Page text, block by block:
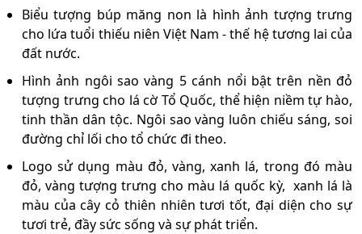
Biểu tượng búp măng non là hình ảnh tượng trưng
cho lứa tuổi thiếu niên Việt Nam - thế hệ tương lai của
đất nước.
Hình ảnh ngôi sao vàng 5 cánh nổi bật trên nền đỏ
tượng trưng cho lá cờ Tổ Quốc, thể hiện niềm tự hào,
tinh thần dân tộc. Ngôi sao vàng luôn chiếu sáng, soi
đường chỉ lối cho tổ chức đi theo.
Logo sử dụng màu đỏ, vàng, xanh lá, trong đó màu
đỏ, vàng tượng trưng cho màu lá quốc kỳ, xanh lá là
màu của cây cỏ thiên nhiên tươi tốt, đại diện cho sự
tươi trẻ, đầy sức sống và sự phát triển.